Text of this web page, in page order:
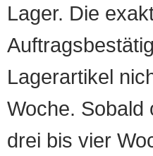
Lager. Die
Lagerartikel
Woche. Sobald
drei bis vier